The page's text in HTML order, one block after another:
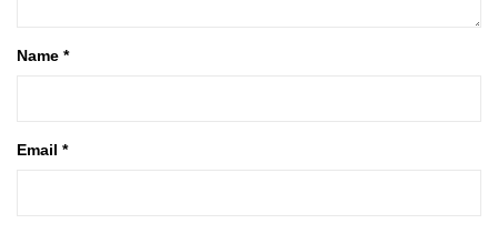
Name *
Email *